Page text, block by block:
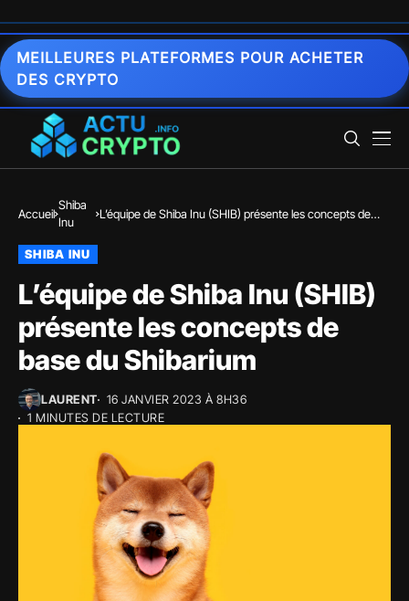
MEILLEURES PLATEFORMES POUR ACHETER
DES CRYPTO
Accueil
Shiba
Inu
L’équipe de Shiba Inu (SHIB) présente les concepts de
SHIBA INU
L’équipe de Shiba Inu (SHIB)
présente les concepts de
base du Shibarium
LAURENT
16 JANVIER 2023 À 8H36
1 MINUTES DE LECTURE